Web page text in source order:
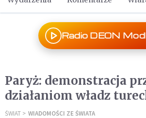
Radio DEON
Paryż: demonstracja
działaniom władz
ŚWIAT WIADOMOŚCI ZE ŚWIATA